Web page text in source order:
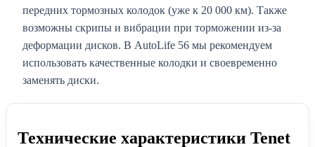
передних тормозных колодок (уже к 20 000 км). Также
возможны скрипы и вибрации при торможении из-за
деформации дисков. В AutoLife 56 мы рекомендуем
использовать качественные колодки и своевременно
заменять диски.
Технические характеристики Tenet